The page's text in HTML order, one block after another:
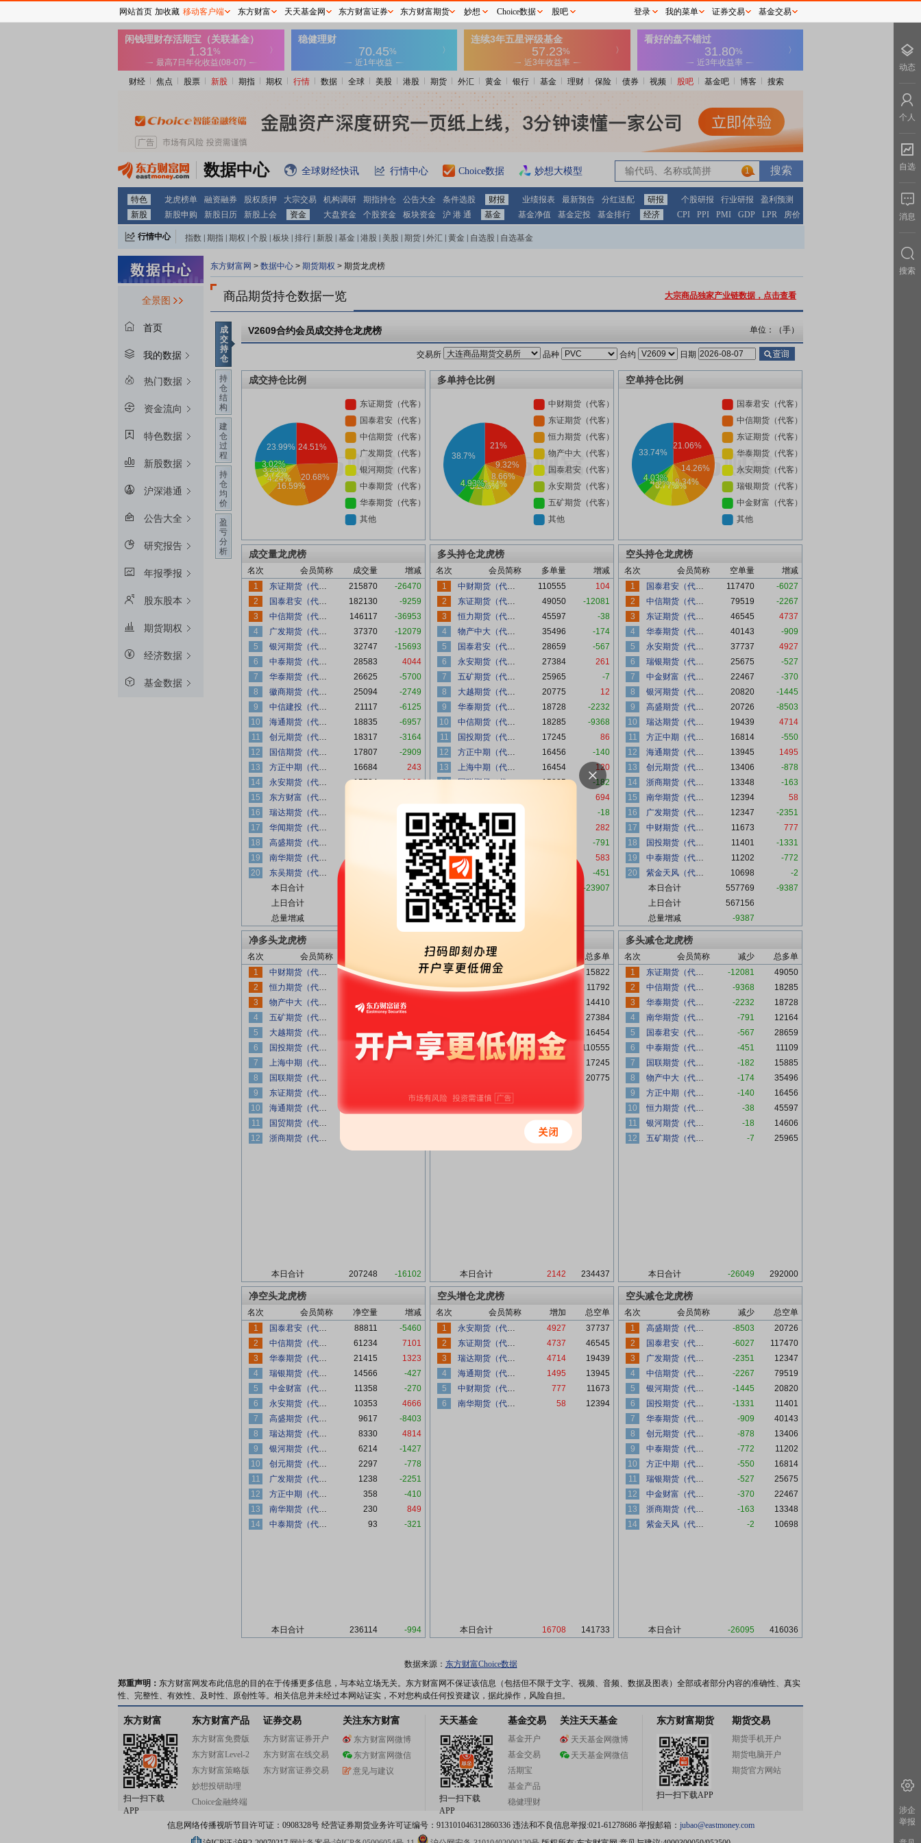
财经 焦点 股票 新股 期指 期权 行情 数据 全球 美股 港股 期货 外汇 黄金 银行 基金 理财 保险 债券 视频 股吧 基金吧 博客 搜索
数据中心 全球财经快讯 行情中心 Choice数据 妙想大模型 1
特色 龙虎榜单 融资融券 股权质押 大宗交易 机构调研 期指持仓 公告大全 条件选股 财报 业绩报表 最新预告 分红送配 研报 个股研报 行业研报
盈利预测
新股
新股申购 新股日历 新股上会 资金 大盘资金 个股资金 板块资金 沪 港 通 基金 基金净值 基金定投 基金排行 经济 CPI PPI PMI GDP LPR 房价
行情中心 指数 期指 期权 个股 板块 排行 新股 基金 港股 美股 期货 外汇 黄金 自选股 自选基金
全景图
首页
我的数据
热门数据
资金流向
特色数据
新股数据
沪深港通
公告大全
研究报告
年报季报
股东股本
期货期权
经济数据
基金数据
东方财富网 > 数据中心 > 期货期权 > 期货龙虎榜
商品期货持仓数据一览 大宗商品独家产业链数据，点击查看
成
交
持
仓
持
仓
结
构
建
仓
过
程
持
仓
均
价
盈
亏
分
析
V2609合约会员成交持仓龙虎榜 单位：（手）
交易所 品种 合约 日期
成交持仓比例 多单持仓比例 空单持仓比例
成交量龙虎榜
名次 会员简称 成交量
增减
1
东证期货（代客） 215870
-26470
2
国泰君安（代客） 182130
-9259
3
中信期货（代客） 146117
-36953
4
广发期货（代客） 37370
-12079
5
银河期货（代客） 32747
-15693
6
中泰期货（代客） 28583
4044
7
华泰期货（代客） 26625
-5700
8
徽商期货（代客） 25094
-2749
9
中信建投（代客） 21117
-6125
10
海通期货（代客） 18835
-6957
11
创元期货（代客） 18317
-3164
12
国信期货（代客） 17807
-2909
13
方正中期（代客） 16684
243
14
永安期货（代客） 15784
1519
15
东方财富（代客）
16
瑞达期货（代客）
-4310
17
华闻期货（代客）
-1212
18
高盛期货（代客）
-3331
19
南华期货（代客）
-4123
20
东吴期货（代客）
-1138
本日合计
-141077
上日合计
总量增减
多头持仓龙虎榜
名次 会员简称 多单量
增减
1
中财期货（代客） 110555
104
2
东证期货（代客） 49050
-12081
3
恒力期货（代客） 45597
-38
4
物产中大（代客） 35496
-174
5
国泰君安（代客） 28659
-567
6
永安期货（代客） 27384
261
7
五矿期货（代客） 25965
-7
8
大越期货（代客） 20775
12
9
华泰期货（代客） 18728
-2232
10
中信期货（代客） 18285
-9368
11
国投期货（代客） 17245
86
12
方正中期（代客） 16456
-140
13
上海中期（代客） 16454
120
14
国联期货（代客） 15885
-182
694
16
银河期货（代客）
-18
17
浙商期货（代客）
282
18
南华期货（代客）
-791
19
国贸期货（代客）
583
中泰期货（代客）
-451
本日合计
-23907
上日合计
总量增减
空头持仓龙虎榜
名次 会员简称 空单量
增减
1
国泰君安（代客） 117470
-6027
2
中信期货（代客） 79519
-2267
3
东证期货（代客） 46545
4737
4
华泰期货（代客） 40143
-909
5
永安期货（代客） 37737
4927
6
瑞银期货（代客） 25675
-527
7
中金财富（代客） 22467
-370
8
银河期货（代客） 20820
-1445
9
高盛期货（代客） 20726
-8503
10
瑞达期货（代客） 19439
4714
11
方正中期（代客） 16814
-550
12
海通期货（代客） 13945
1495
13
创元期货（代客） 13406
-878
14
浙商期货（代客） 13348
-163
15
南华期货（代客） 12394
58
16
广发期货（代客） 12347
-2351
17
中财期货（代客） 11673
777
18
国投期货（代客） 11401
-1331
19
中泰期货（代客） 11202
-772
20
紫金天风（代客） 10698
-2
本日合计
557769
-9387
上日合计
567156
总量增减
-9387
净多头龙虎榜
名次 会员简称
1
中财期货（代客） 98882
-673
2
恒力期货（代客） 34899
-36
3
物产中大（代客） 24798
-172
4
五矿期货（代客）
5
大越期货（代客） 10077
14
6
国投期货（代客） 5844
1417
7
上海中期（代客） 5756
8
国联期货（代客）
9
东证期货（代客）
-16818
10
海通期货（代客） 1877
-801
11
国贸期货（代客）
12
浙商期货（代客）
本日合计 207248 -16102
名次 会员简称
总多单
1
694
15822
2
国贸期货（代客） 583
11792
14410
27384
5
上海中期（代客） 120
16454
中财期货（代客） 104
110555
国投期货（代客） 86
17245
20775
本日合计 2142 234437
多头减仓龙虎榜
名次 会员简称 减少
总多单
1
东证期货（代客） -12081
49050
2
中信期货（代客） -9368
18285
3
华泰期货（代客） -2232
18728
4
南华期货（代客） -791
12164
5
国泰君安（代客） -567
28659
6
中泰期货（代客） -451
11109
7
国联期货（代客） -182
15885
8
物产中大（代客） -174
35496
9
方正中期（代客） -140
16456
10
恒力期货（代客） -38
45597
11
银河期货（代客） -18
14606
12
五矿期货（代客） -7 25965
本日合计 -26049 292000
净空头龙虎榜
名次 会员简称 净空量
增减
1
国泰君安（代客） 88811
-5460
2
中信期货（代客） 61234
7101
3
华泰期货（代客） 21415
1323
4
瑞银期货（代客） 14566
-427
5
中金财富（代客） 11358
-270
6
永安期货（代客） 10353
4666
7
高盛期货（代客） 9617
-8403
8
瑞达期货（代客） 8330
4814
9
银河期货（代客） 6214
-1427
10
创元期货（代客） 2297
-778
11
广发期货（代客） 1238
-2251
12
方正中期（代客） 358
-410
13
南华期货（代客） 230
849
14
中泰期货（代客） 93 -321
本日合计 236114 -994
空头增仓龙虎榜
名次 会员简称 增加
总空单
1
永安期货（代客） 4927
37737
2
东证期货（代客） 4737
46545
3
瑞达期货（代客） 4714
19439
4
海通期货（代客） 1495
13945
5
中财期货（代客） 777
11673
6
南华期货（代客） 58 12394
本日合计 16708 141733
空头减仓龙虎榜
名次 会员简称 减少
总空单
1
高盛期货（代客） -8503
20726
2
国泰君安（代客） -6027
117470
3
广发期货（代客） -2351
12347
4
中信期货（代客） -2267
79519
5
银河期货（代客） -1445
20820
6
国投期货（代客） -1331
11401
7
华泰期货（代客） -909
40143
8
创元期货（代客） -878
13406
9
中泰期货（代客） -772
11202
10
方正中期（代客） -550
16814
11
瑞银期货（代客） -527
25675
12
中金财富（代客） -370
22467
13
浙商期货（代客） -163
13348
14
紫金天风（代客） -2 10698
本日合计 -26095 416036
数据来源： 东方财富Choice数据
郑重声明： 东方财富网发布此信息的目的在于传播更多信息，与本站立场无关。东方财富网不保证该信息（包括但不限于文字、视频、音频、数据及图表）全部或者部分内容的准确性、真实
性、完整性、有效性、及时性、原创性等。相关信息并未经过本网站证实，不对您构成任何投资建议，据此操作，风险自担。
东方财富
扫一扫下载
APP
东方财富产品
东方财富免费版
东方财富Level-2
东方财富策略版
妙想投研助理
Choice金融终端
证券交易
东方财富证券开户
东方财富在线交易
东方财富证券交易
关注东方财富
东方财富网微博
东方财富网微信
意见与建议
天天基金
扫一扫下载
APP
基金交易
基金开户
基金交易
活期宝
基金产品
稳健理财
关注天天基金
天天基金网微博
天天基金网微信
东方财富期货
扫一扫下载APP
期货交易
期货手机开户
期货电脑开户
期货官方网站
信息网络传播视听节目许可证：0908328号 经营证券期货业务许可证编号：913101046312860336 违法和不良信息举报:021-61278686 举报邮箱： jubao@eastmoney.com
网站首页 加收藏 移动客户端 东方财富 天天基金网 东方财富证券 东方财富期货 妙想 Choice数据 股吧 登录 我的菜单 证券交易 基金交易
动态
个人
自选
消息
搜索
涉企
举报